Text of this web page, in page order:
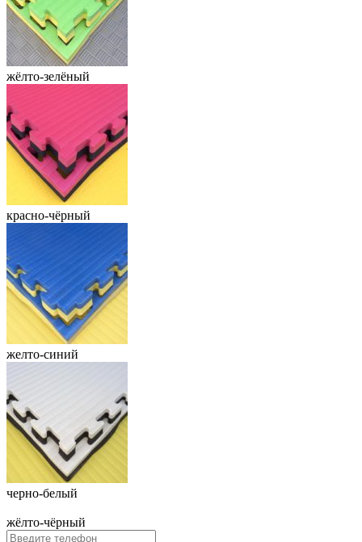
жёлто-зелёный
красно-чёрный
желто-синий
черно-белый
жёлто-чёрный